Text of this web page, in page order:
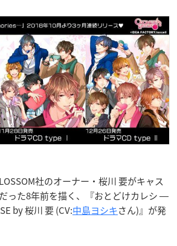
社のオーナー・桜川 要がキャス
った8年前を描く、『おとどけカレシ ―
by 桜川 要 (CV:中島ヨシキさん)』が発